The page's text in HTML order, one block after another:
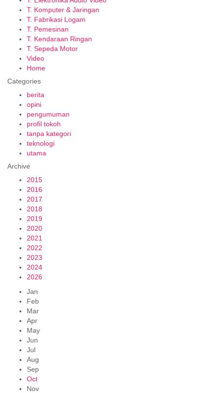
T. Komputer & Jaringan
T. Fabrikasi Logam
T. Pemesinan
T. Kendaraan Ringan
T. Sepeda Motor
Video
Home
Categories
berita
opini
pengumuman
profil tokoh
tanpa kategori
teknologi
utama
Archive
2015
2016
2017
2018
2019
2020
2021
2022
2023
2024
2026
Jan
Feb
Mar
Apr
May
Jun
Jul
Aug
Sep
Oct
Nov